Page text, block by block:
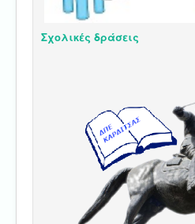
Σχολικές δράσεις